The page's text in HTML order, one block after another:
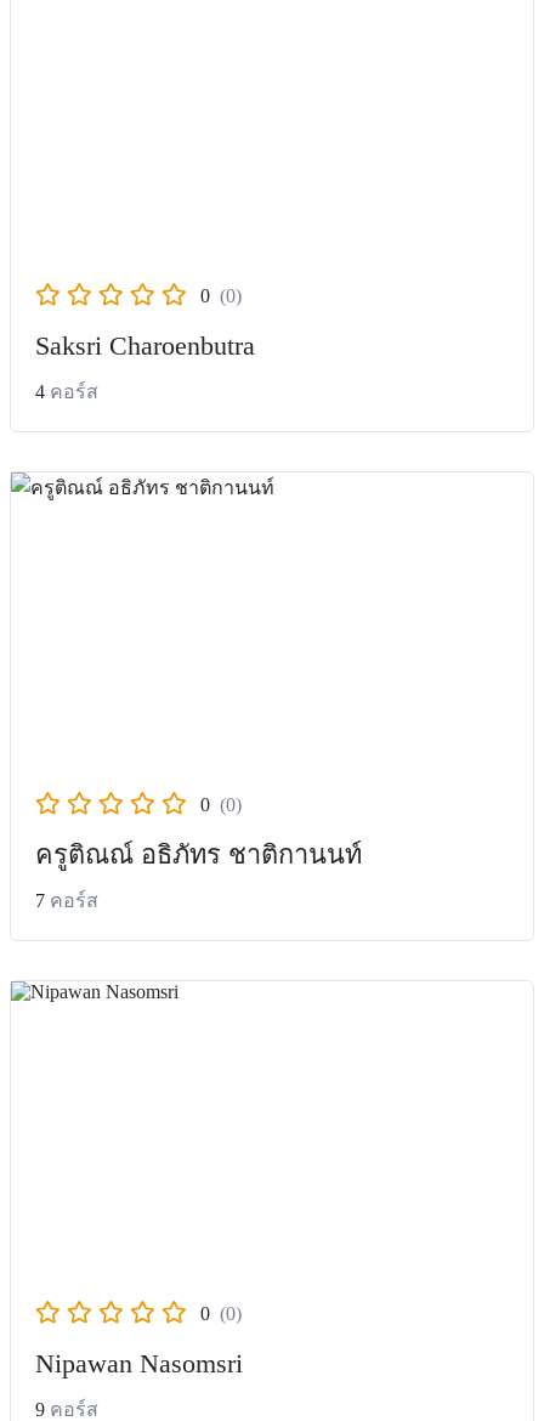
0 (0)
Saksri Charoenbutra
4 คอร์ส
0 (0)
ครูติณณ์ อธิภัทร ชาติกานนท์
7 คอร์ส
0 (0)
Nipawan Nasomsri
9 คอร์ส